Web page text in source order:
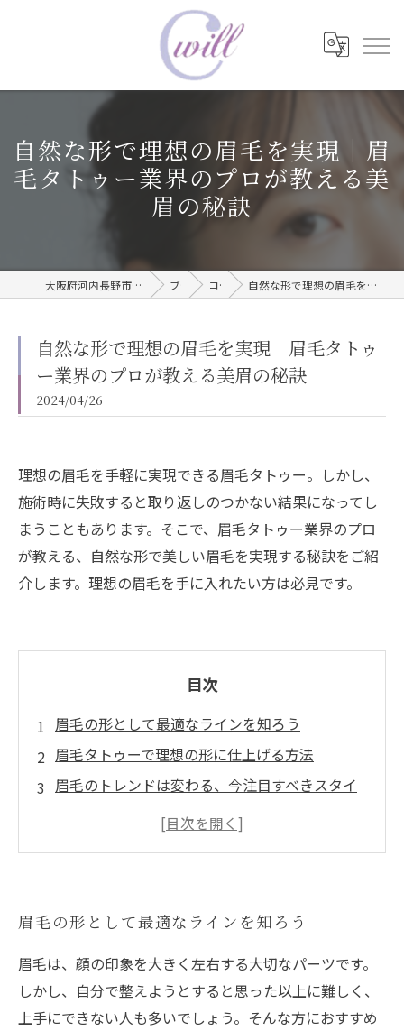
自然な形で理想の眉毛を実現｜眉
毛タトゥー業界のプロが教える美
眉の秘訣
大阪府河内長野市で眉毛タトゥーならwill care サロン ブログ コラム 自然な形で理想の眉毛を実現｜眉毛タトゥー業界のプロが教える美眉の秘訣
自然な形で理想の眉毛を実現｜眉毛タトゥ
ー業界のプロが教える美眉の秘訣
2024/04/26
理想の眉毛を手軽に実現できる眉毛タトゥー。しかし、
施術時に失敗すると取り返しのつかない結果になってし
まうこともあります。そこで、眉毛タトゥー業界のプロ
が教える、自然な形で美しい眉毛を実現する秘訣をご紹
介します。理想の眉毛を手に入れたい方は必見です。
目次
眉毛の形として最適なラインを知ろう
眉毛タトゥーで理想の形に仕上げる方法
眉毛のトレンドは変わる、今注目すべきスタイ
眉になれる
眉毛の形として最適なラインを知ろう
眉毛は、顔の印象を大きく左右する大切なパーツです。
しかし、自分で整えようとすると思った以上に難しく、
上手にできない人も多いでしょう。そんな方におすすめ